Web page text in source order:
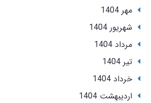
مهر 1404
شهریور 1404
مرداد 1404
تير 1404
خرداد 1404
ارديبهشت 1404